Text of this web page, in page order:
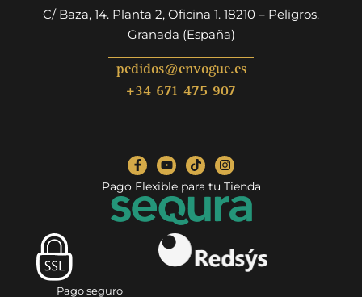
C/ Baza, 14. Planta 2, Oficina 1. 18210 – Peligros.
Granada (España)
pedidos@envogue.es
+34 671 475 907
Pago Flexible para tu Tienda
Pago seguro